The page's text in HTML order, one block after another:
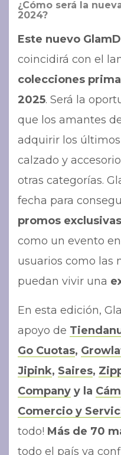
¿Cómo será la
2024?
Este nuevo
coincidirá con el
colecciones
2025. Será la
que los amantes
adquirir los
calzado y
otras categorías.
fecha para
promos exclusivas
como un evento
usuarios como las
puedan vivir una
En esta edición,
apoyo de
Go Cuotas,
Jipink, Saires,
Company y la
Comercio y
todo! Más de 70
todo el país ya